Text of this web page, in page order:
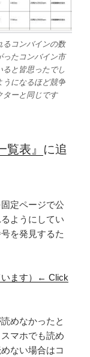
るコンバインの数
ったコンバイン市
と皆思ったでし
うになるほど競争
ターと同じです
覧表』 に追
固定ページで公
ようにしてい
を発見するた
います）← Click
めなかったと
マホでも読め
ない場合はコ